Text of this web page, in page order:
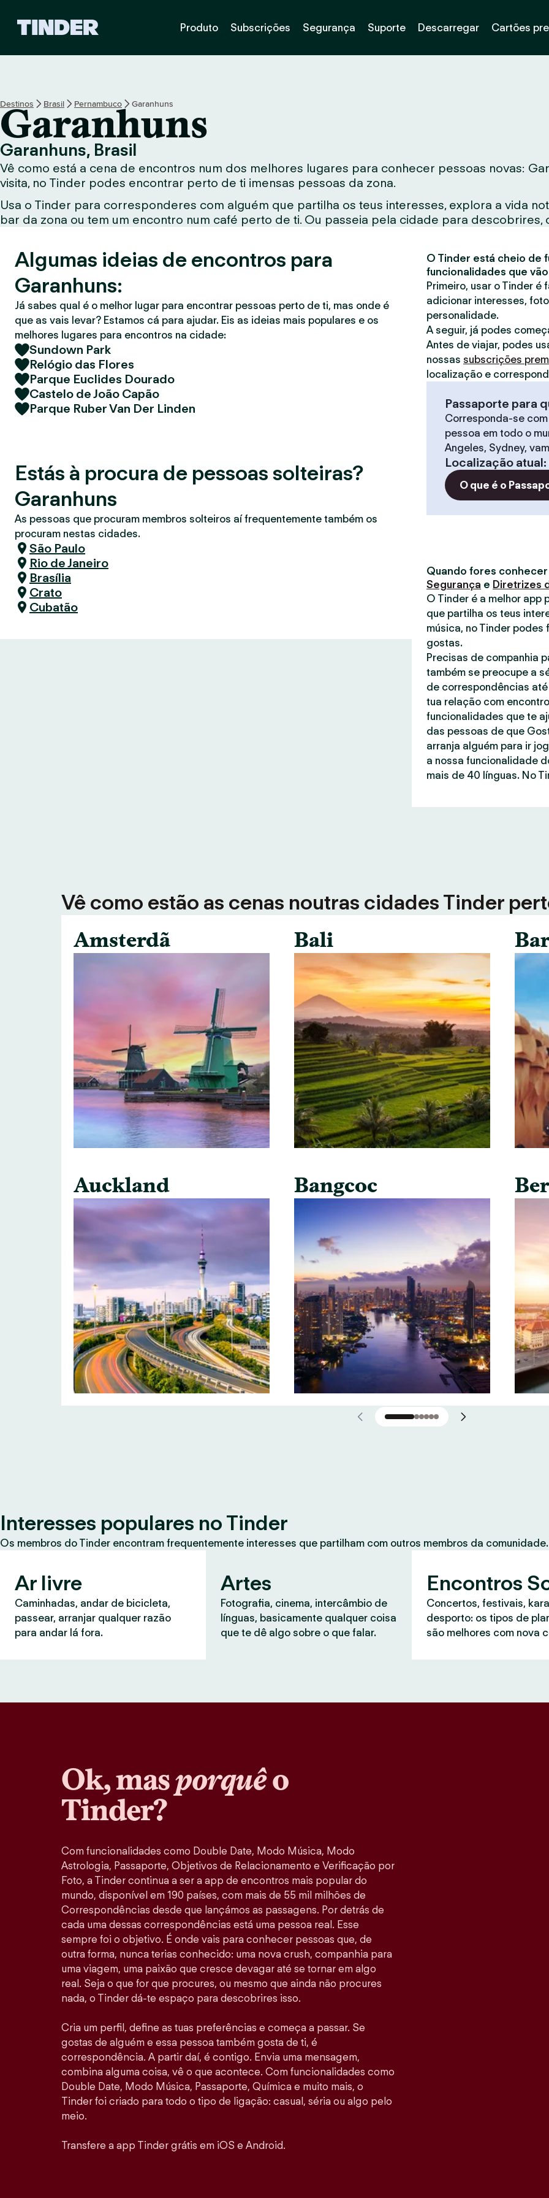
i
n
i
c
i
a
l
o
T
d
e
r
Produto Subscrições Segurança Suporte Descarregar Cartões
Destinos Brasil Pernambuco Garanhuns
Garanhuns
Garanhuns, Brasil
Vê como está a cena de encontros num dos melhores lugares para conhecer pessoas novas:
visita, no Tinder podes encontrar perto de ti imensas pessoas da zona.
Usa o Tinder para corresponderes com alguém que partilha os teus interesses, explora a vida
bar da zona ou tem um encontro num café perto de ti. Ou passeia pela cidade para
Algumas ideias de encontros para
Garanhuns:
Já sabes qual é o melhor lugar para encontrar pessoas perto de ti, mas onde é
que as vais levar? Estamos cá para ajudar. Eis as ideias mais populares e os
melhores lugares para encontros na cidade:
Sundown Park
Relógio das Flores
Parque Euclides Dourado
Castelo de João Capão
Parque Ruber Van Der Linden
Estás à procura de pessoas solteiras?
Garanhuns
As pessoas que procuram membros solteiros aí frequentemente também os
procuram nestas cidades.
São Paulo
Rio de Janeiro
Brasília
Crato
Cubatão
O Tinder está cheio de
funcionalidades que
Primeiro, usar o Tinder é
adicionar interesses,
personalidade.
A seguir, já podes
Antes de viajar, podes
nossas subscrições
localização e
Passaporte para
Corresponda-se
pessoa em todo o
Angeles, Sydney,
Localização atual:
O que é o
Quando fores
Segurança e Diretrizes
O Tinder é a melhor app
que partilha os teus
música, no Tinder
gostas.
Precisas de companhia
também se preocupe a
de correspondências
tua relação com
funcionalidades que te
das pessoas de que
arranja alguém para ir
a nossa funcionalidade
mais de 40 línguas. No
Vê como estão as cenas noutras cidades Tinder
Amsterdã
Auckland
Bali
Bangcoc
Interesses populares no Tinder
Os membros do Tinder encontram frequentemente interesses que partilham com outros membros da
Ar livre
Caminhadas, andar de bicicleta,
passear, arranjar qualquer razão
para andar lá fora.
Artes
Fotografia, cinema, intercâmbio de
línguas, basicamente qualquer coisa
que te dê algo sobre o que falar.
Encontros
Concertos, festivais,
desporto: os tipos de
são melhores com nova
Ok, masporquêo
Tinder?
Com funcionalidades como Double Date, Modo Música, Modo
Astrologia, Passaporte, Objetivos de Relacionamento e Verificação por
Foto, a Tinder continua a ser a app de encontros mais popular do
mundo, disponível em 190 países, com mais de 55 mil milhões de
Correspondências desde que lançámos as passagens. Por detrás de
cada uma dessas correspondências está uma pessoa real. Esse
sempre foi o objetivo. É onde vais para conhecer pessoas que, de
outra forma, nunca terias conhecido: uma nova crush, companhia para
uma viagem, uma paixão que cresce devagar até se tornar em algo
real. Seja o que for que procures, ou mesmo que ainda não procures
nada, o Tinder dá-te espaço para descobrires isso.
Cria um perfil, define as tuas preferências e começa a passar. Se
gostas de alguém e essa pessoa também gosta de ti, é
correspondência. A partir daí, é contigo. Envia uma mensagem,
combina alguma coisa, vê o que acontece. Com funcionalidades como
Double Date, Modo Música, Passaporte, Química e muito mais, o
Tinder foi criado para todo o tipo de ligação: casual, séria ou algo pelo
meio.
Transfere a app Tinder grátis em iOS e Android.